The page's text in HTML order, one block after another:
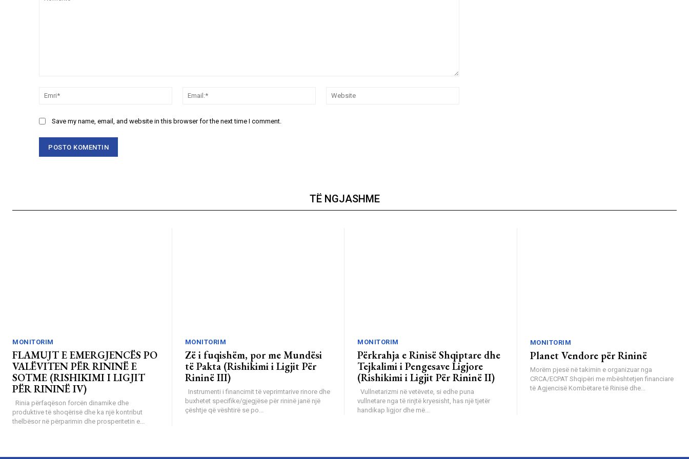
Emri*
Email:*
Save my name, email, and website in this browser for the next time I comment.
TË NGJASHME
MONITORIM
FLAMUJT E EMERGJENCËS PO
VALËVITEN PËR RININË E
SOTME (RISHIKIMI I LIGJIT
PËR RININË IV)
produktive të shoqërisë dhe ka një kontribut
thelbësor në përparimin dhe prosperitetin e...
MONITORIM
Zë i fuqishëm, por me Mundësi
të Pakta (Rishikimi i Ligjit Për
Rininë III)
Instrumenti i financimit të veprimtarive rinore dhe
buxhetet specifike/gjegjëse për rininë janë një
çështje që vështirë se po...
MONITORIM
Përkrahja e Rinisë Shqiptare dhe
Tejkalimi i Pengesave Ligjore
(Rishikimi i Ligjit Për Rininë II)
vullnetare nga të rinjtë kryesisht, has një tjetër
handikap ligjor dhe më...
MONITORIM
Planet Vendore për Rininë
Morëm pjesë në takimin e organizuar nga
CRCA/ECPAT Shqipëri me mbështetjen financiare
të Agjencisë Kombëtare të Rinisë dhe...